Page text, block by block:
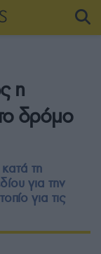
η
δρόμο
τη
για την
για τις